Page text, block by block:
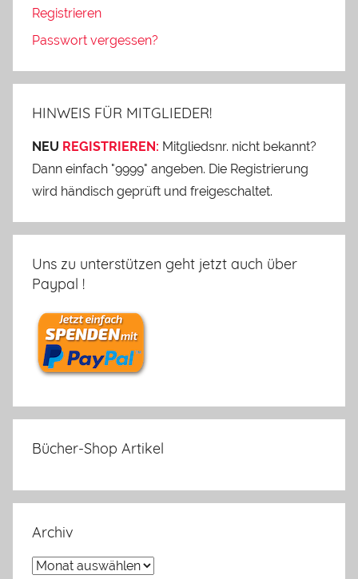
Registrieren
Passwort vergessen?
HINWEIS FÜR MITGLIEDER!
NEU REGISTRIEREN: Mitgliedsnr. nicht bekannt?
Dann einfach "9999" angeben. Die Registrierung
wird händisch geprüft und freigeschaltet.
Uns zu unterstützen geht jetzt auch über
Paypal !
Bücher-Shop Artikel
Archiv
Archiv